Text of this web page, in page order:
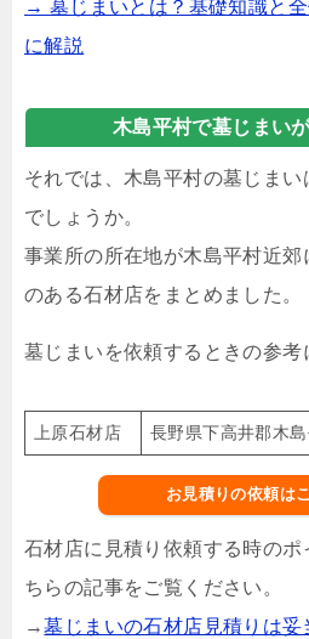
→ 墓じまいとは？基礎知識と
に解説
木島平村で墓じまい
それでは、木島平村の墓じま
でしょうか。
事業所の所在地が木島平村近
のある石材店をまとめました。
墓じまいを依頼するときの参考
上原石材店 長野県下高井郡木
お見積りの依頼は
石材店に見積り依頼する時のポ
ちらの記事をご覧ください。
→墓じまいの石材店見積りは妥